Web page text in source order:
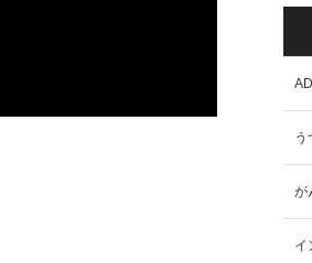
う
が
イ